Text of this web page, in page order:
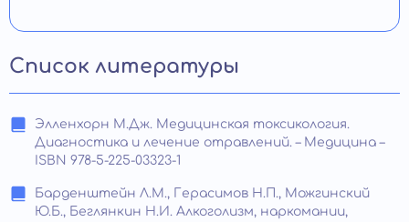
Список литературы
Элленхорн М.Дж. Медицинская токсикология.
Диагностика и лечение отравлений. – Медицина –
ISBN 978-5-225-03323-1
Барденштейн Л.М., Герасимов Н.П., Можгинский
Ю.Б., Беглянкин Н.И. Алкоголизм, наркомании,